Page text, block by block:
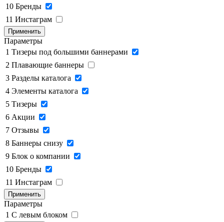
10 Бренды
11 Инстаграм
Применить
Параметры
1 Тизеры под большими баннерами
2 Плавающие баннеры
3 Разделы каталога
4 Элементы каталога
5 Тизеры
6 Акции
7 Отзывы
8 Баннеры снизу
9 Блок о компании
10 Бренды
11 Инстаграм
Применить
Параметры
1 C левым блоком